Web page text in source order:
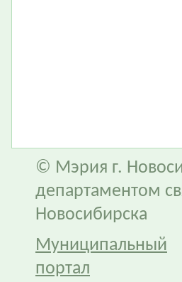
© Мэрия г.
департаментом
Новосибирска
Муниципальный
портал